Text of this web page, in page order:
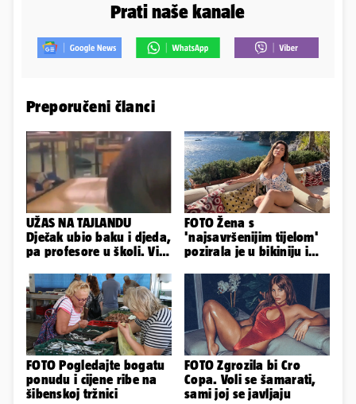
Prati naše kanale
Preporučeni članci
UŽAS NA TAJLANDU
Dječak ubio baku i djeda,
pa profesore u školi. Više
FOTO Žena s
'najsavršenijim tijelom'
pozirala je u bikiniju i
obline...
FOTO Pogledajte bogatu
ponudu i cijene ribe na
šibenskoj tržnici
FOTO Zgrozila bi Cro
Copa. Voli se šamarati,
sami joj se javljaju